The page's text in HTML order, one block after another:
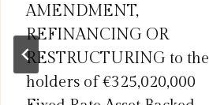
AMENDMENT,
REFINANCING OR
RESTRUCTURING to the
holders of €325,020,000